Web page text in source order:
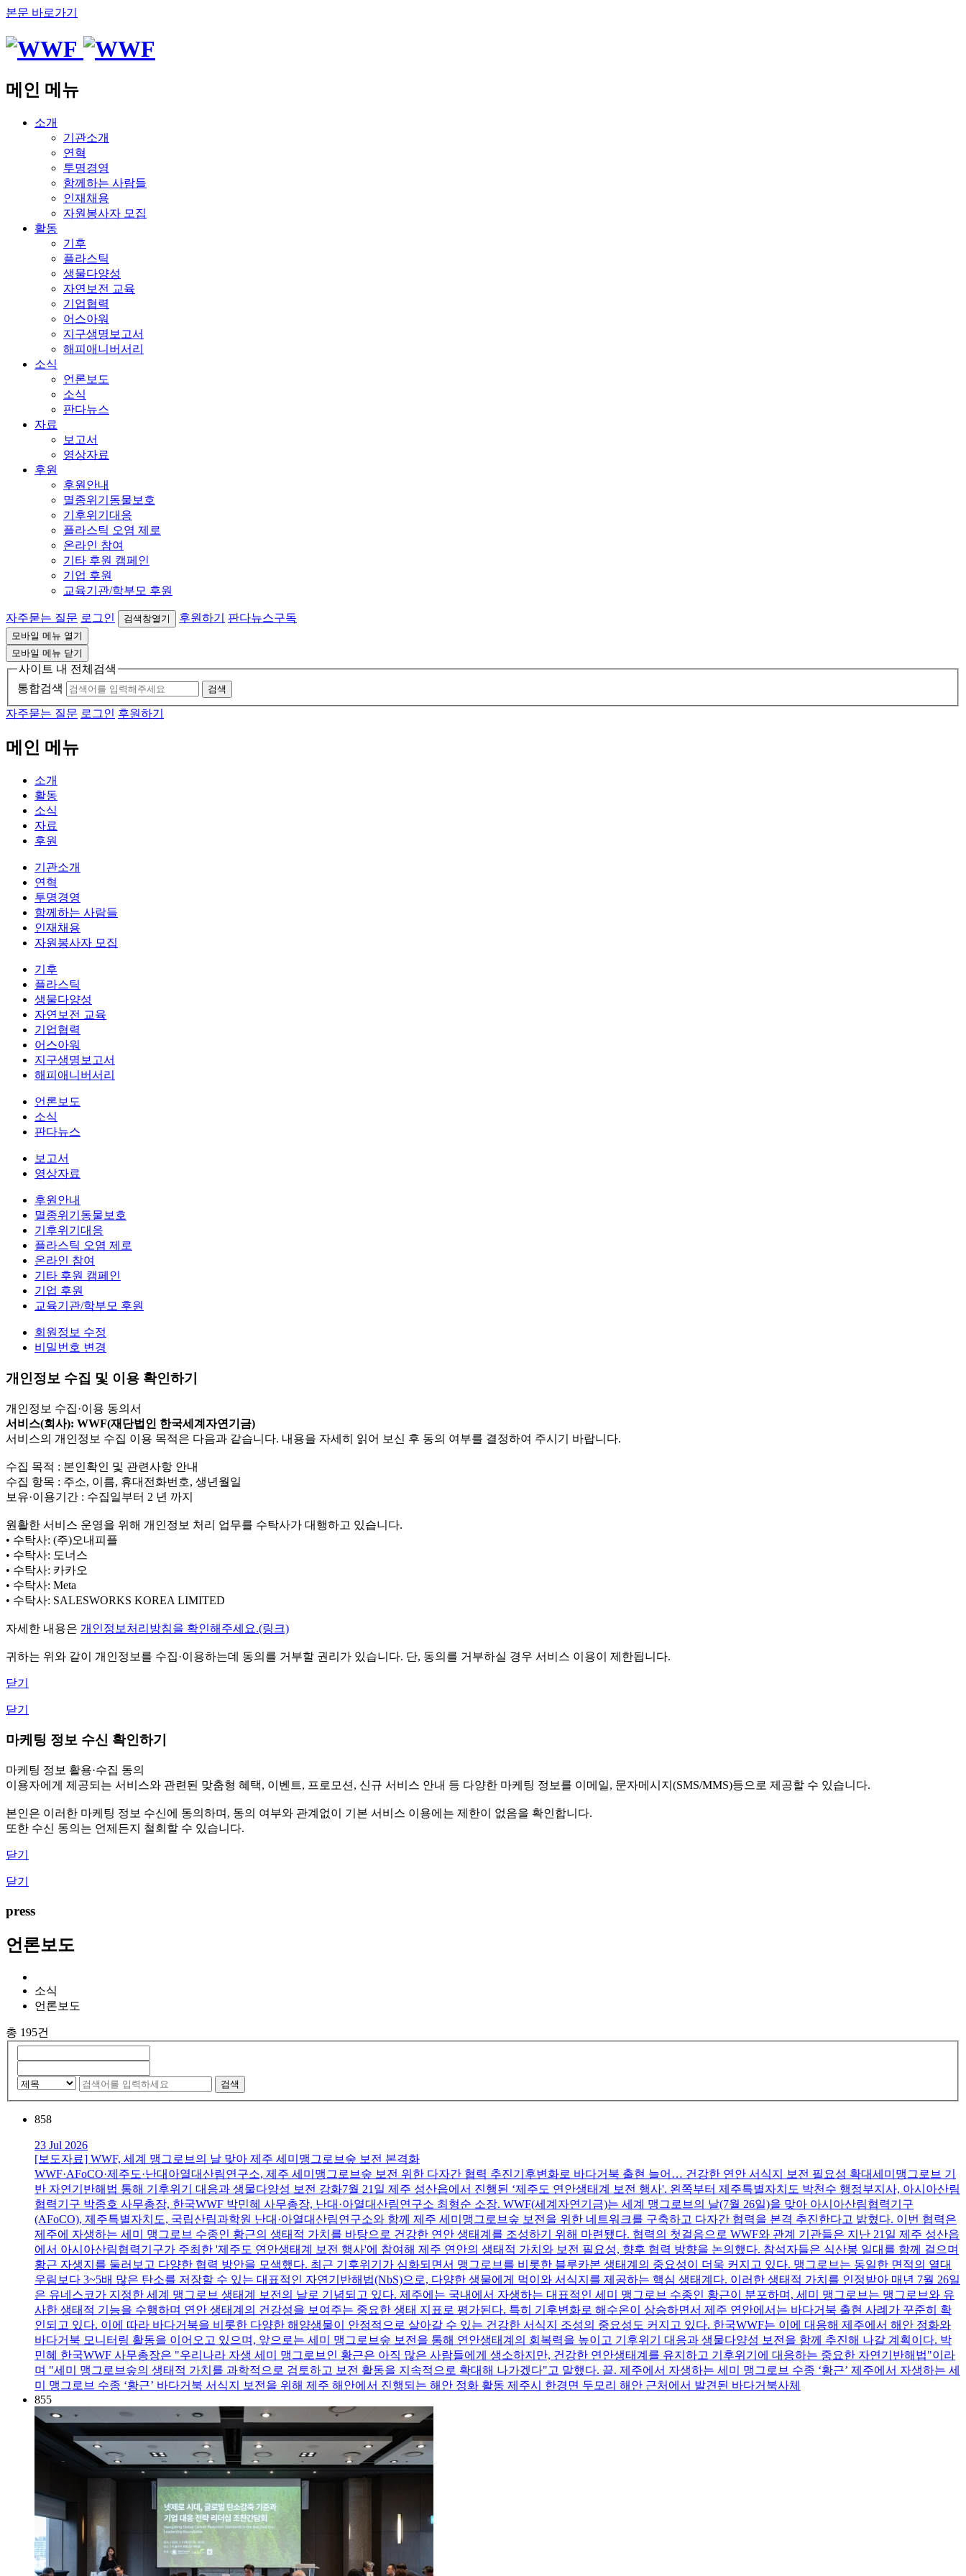
본문 바로가기
메인 메뉴
소개
기관소개
연혁
투명경영
함께하는 사람들
인재채용
자원봉사자 모집
활동
기후
플라스틱
생물다양성
자연보전 교육
기업협력
어스아워
지구생명보고서
해피애니버서리
소식
언론보도
소식
판다뉴스
자료
보고서
영상자료
후원
후원안내
멸종위기동물보호
기후위기대응
플라스틱 오염 제로
온라인 참여
기타 후원 캠페인
기업 후원
교육기관/학부모 후원
자주묻는 질문 로그인 검색창열기 후원하기 판다뉴스구독
모바일 메뉴 열기
모바일 메뉴 닫기
사이트 내 전체검색
통합검색
검색
자주묻는 질문 로그인 후원하기
메인 메뉴
소개
활동
소식
자료
후원
기관소개
연혁
투명경영
함께하는 사람들
인재채용
자원봉사자 모집
기후
플라스틱
생물다양성
자연보전 교육
기업협력
어스아워
지구생명보고서
해피애니버서리
언론보도
소식
판다뉴스
보고서
영상자료
후원안내
멸종위기동물보호
기후위기대응
플라스틱 오염 제로
온라인 참여
기타 후원 캠페인
기업 후원
교육기관/학부모 후원
회원정보 수정
비밀번호 변경
개인정보 수집 및 이용 확인하기
개인정보 수집·이용 동의서
서비스(회사): WWF(재단법인 한국세계자연기금)
서비스의 개인정보 수집 이용 목적은 다음과 같습니다. 내용을 자세히 읽어 보신 후 동의 여부를 결정하여 주시기 바랍니다.
수집 목적 : 본인확인 및 관련사항 안내
수집 항목 : 주소, 이름, 휴대전화번호, 생년월일
보유·이용기간 : 수집일부터 2 년 까지
원활한 서비스 운영을 위해 개인정보 처리 업무를 수탁사가 대행하고 있습니다.
• 수탁사: (주)오내피플
• 수탁사: 도너스
• 수탁사: 카카오
• 수탁사: Meta
• 수탁사: SALESWORKS KOREA LIMITED
자세한 내용은 개인정보처리방침을 확인해주세요.(링크)
귀하는 위와 같이 개인정보를 수집·이용하는데 동의를 거부할 권리가 있습니다. 단, 동의를 거부하실 경우 서비스 이용이 제한됩니다.
닫기
닫기
마케팅 정보 수신 확인하기
마케팅 정보 활용·수집 동의
이용자에게 제공되는 서비스와 관련된 맞춤형 혜택, 이벤트, 프로모션, 신규 서비스 안내 등 다양한 마케팅 정보를 이메일, 문자메시지(SMS/MMS)등으로 제공할 수 있습니다.
본인은 이러한 마케팅 정보 수신에 동의하며, 동의 여부와 관계없이 기본 서비스 이용에는 제한이 없음을 확인합니다.
또한 수신 동의는 언제든지 철회할 수 있습니다.
닫기
닫기
press
언론보도
소식
언론보도
총 195건
검색
858
23 Jul 2026
[보도자료] WWF, 세계 맹그로브의 날 맞아 제주 세미맹그로브숲 보전 본격화
WWF·AFoCO·제주도·난대아열대산림연구소, 제주 세미맹그로브숲 보전 위한 다자간 협력 추진기후변화로 바다거북 출현 늘어… 건강한 연안 서식지 보전 필요성 확대세미맹그로브 기
반 자연기반해법 통해 기후위기 대응과 생물다양성 보전 강화7월 21일 제주 성산읍에서 진행된 ‘제주도 연안생태계 보전 행사'. 왼쪽부터 제주특별자치도 박천수 행정부지사, 아시아산림
협력기구 박종호 사무총장, 한국WWF 박민혜 사무총장, 난대·아열대산림연구소 최형순 소장. WWF(세계자연기금)는 세계 맹그로브의 날(7월 26일)을 맞아 아시아산림협력기구
(AFoCO), 제주특별자치도, 국립산림과학원 난대·아열대산림연구소와 함께 제주 세미맹그로브숲 보전을 위한 네트워크를 구축하고 다자간 협력을 본격 추진한다고 밝혔다. 이번 협력은
제주에 자생하는 세미 맹그로브 수종인 황근의 생태적 가치를 바탕으로 건강한 연안 생태계를 조성하기 위해 마련됐다. 협력의 첫걸음으로 WWF와 관계 기관들은 지난 21일 제주 성산읍
에서 아시아산림협력기구가 주최한 '제주도 연안생태계 보전 행사'에 참여해 제주 연안의 생태적 가치와 보전 필요성, 향후 협력 방향을 논의했다. 참석자들은 식산봉 일대를 함께 걸으며
황근 자생지를 둘러보고 다양한 협력 방안을 모색했다. 최근 기후위기가 심화되면서 맹그로브를 비롯한 블루카본 생태계의 중요성이 더욱 커지고 있다. 맹그로브는 동일한 면적의 열대
우림보다 3~5배 많은 탄소를 저장할 수 있는 대표적인 자연기반해법(NbS)으로, 다양한 생물에게 먹이와 서식지를 제공하는 핵심 생태계다. 이러한 생태적 가치를 인정받아 매년 7월 26일
은 유네스코가 지정한 세계 맹그로브 생태계 보전의 날로 기념되고 있다. 제주에는 국내에서 자생하는 대표적인 세미 맹그로브 수종인 황근이 분포하며, 세미 맹그로브는 맹그로브와 유
사한 생태적 기능을 수행하며 연안 생태계의 건강성을 보여주는 중요한 생태 지표로 평가된다. 특히 기후변화로 해수온이 상승하면서 제주 연안에서는 바다거북 출현 사례가 꾸준히 확
인되고 있다. 이에 따라 바다거북을 비롯한 다양한 해양생물이 안정적으로 살아갈 수 있는 건강한 서식지 조성의 중요성도 커지고 있다. 한국WWF는 이에 대응해 제주에서 해안 정화와
바다거북 모니터링 활동을 이어오고 있으며, 앞으로는 세미 맹그로브숲 보전을 통해 연안생태계의 회복력을 높이고 기후위기 대응과 생물다양성 보전을 함께 추진해 나갈 계획이다. 박
민혜 한국WWF 사무총장은 "우리나라 자생 세미 맹그로브인 황근은 아직 많은 사람들에게 생소하지만, 건강한 연안생태계를 유지하고 기후위기에 대응하는 중요한 자연기반해법"이라
며 "세미 맹그로브숲의 생태적 가치를 과학적으로 검토하고 보전 활동을 지속적으로 확대해 나가겠다"고 말했다. 끝. 제주에서 자생하는 세미 맹그로브 수종 ‘황근’ 제주에서 자생하는 세
미 맹그로브 수종 ‘황근’ 바다거북 서식지 보전을 위해 제주 해안에서 진행되는 해안 정화 활동 제주시 한경면 두모리 해안 근처에서 발견된 바다거북사체
855